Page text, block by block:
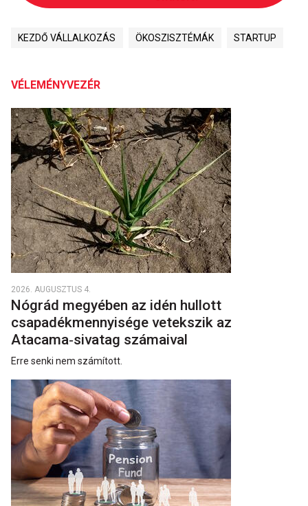
KEZDŐ VÁLLALKOZÁS ÖKOSZISZTÉMÁK STARTUP
VÉLEMÉNYVEZÉR
2026. AUGUSZTUS 4.
Nógrád megyében az idén hullott
csapadékmennyisége vetekszik az
Atacama‑sivatag számaival
Erre senki nem számított.